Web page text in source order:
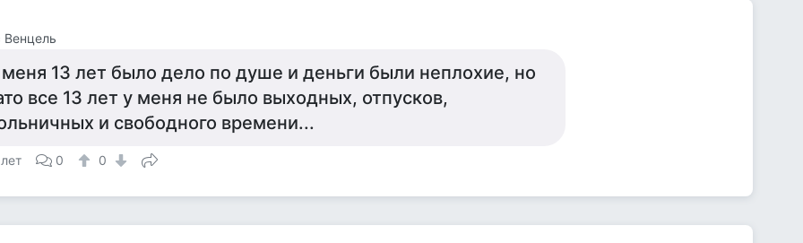
Венцель
13 лет было дело по душе и деньги были неплохие, но
все 13 лет у меня не было выходных, отпусков,
и свободного времени...
0 0